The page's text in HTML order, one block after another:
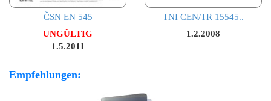
ČSN EN 545
UNGÜLTIG
1.5.2011
TNI CEN/TR 15545..
1.2.2008
Empfehlungen: